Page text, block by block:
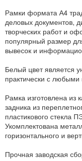
Рамки формата А4
деловых документов,
творческих работ и
популярный размер
вывесок и
Белый цвет является
практически с
Рамка изготовлена из
задника из
пластикового стекла
Укомплектована
горизонтального и
Прочная заводская